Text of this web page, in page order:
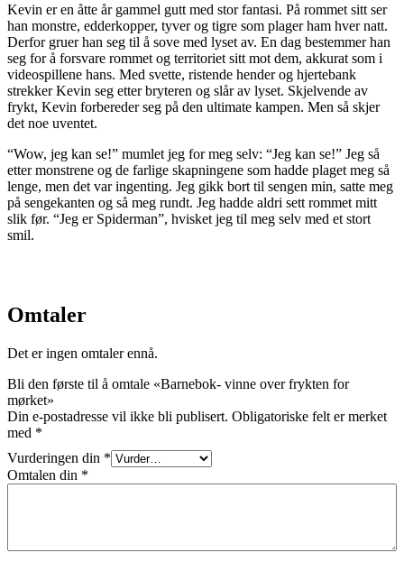
Kevin er en åtte år gammel gutt med stor fantasi. På rommet sitt ser
han monstre, edderkopper, tyver og tigre som plager ham hver natt.
Derfor gruer han seg til å sove med lyset av. En dag bestemmer han
seg for å forsvare rommet og territoriet sitt mot dem, akkurat som i
videospillene hans. Med svette, ristende hender og hjertebank
strekker Kevin seg etter bryteren og slår av lyset. Skjelvende av
frykt, Kevin forbereder seg på den ultimate kampen. Men så skjer
det noe uventet.
“Wow, jeg kan se!” mumlet jeg for meg selv: “Jeg kan se!” Jeg så
etter monstrene og de farlige skapningene som hadde plaget meg så
lenge, men det var ingenting. Jeg gikk bort til sengen min, satte meg
på sengekanten og så meg rundt. Jeg hadde aldri sett rommet mitt
slik før. “Jeg er Spiderman”, hvisket jeg til meg selv med et stort
smil.
Omtaler
Det er ingen omtaler ennå.
Bli den første til å omtale «Barnebok- vinne over frykten for
mørket»
Din e-postadresse vil ikke bli publisert. Obligatoriske felt er merket
med *
Vurderingen din *
Omtalen din *